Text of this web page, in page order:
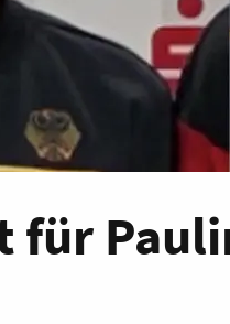
für